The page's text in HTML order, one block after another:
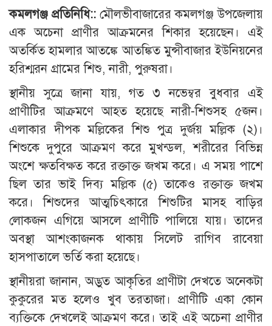
কমলগঞ্জ প্রতিনিধি:: মৌলভীবাজারের কমলগঞ্জ উপজেলায়
এক অচেনা প্রাণীর আক্রমনের শিকার হয়েছেন। এই
অতর্কিত হামলার আতঙ্কে আতঙ্কিত মুন্সীবাজার ইউনিয়নের
হরিশ্মরন গ্রামের শিশু, নারী, পুরুষরা।
স্থানীয় সুত্রে জানা যায়, গত ৩ নভেম্বর বুধবার এই
প্রাণীটির আক্রমণে আহত হয়েছে নারী-শিশুসহ ৫জন।
এলাকার দীপক মল্লিকের শিশু পুত্র দুর্জয় মল্লিক (২)।
শিশুকে দুপুরে আক্রমণ করে মুখন্ডল, শরীরের বিভিন্ন
অংশে ক্ষতবিক্ষত করে রক্তাক্ত জখম করে। এ সময় পাশে
ছিল তার ভাই দিব্য মল্লিক (৫) তাকেও রক্তাক্ত জখম
করে। শিশুদের আত্মচিৎকারে শিশুটির মাসহ বাড়ির
লোকজন এগিয়ে আসলে প্রাণীটি পালিয়ে যায়। তাদের
অবস্থা আশংকাজনক থাকায় সিলেট রাগিব রাবেয়া
হাসপাতালে ভর্তি করা হয়েছে।
স্থানীয়রা জানান, অদ্ভুত আকৃতির প্রাণীটা দেখতে অনেকটা
কুকুরের মত হলেও খুব তরতাজা। প্রাণীটি একা কোন
ব্যক্তিকে দেখলেই আক্রমণ করে। তাই এই অচেনা প্রাণীর